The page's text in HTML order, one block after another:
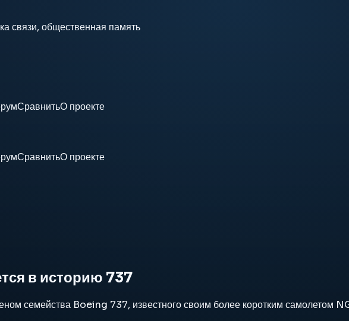
связи, общественная память
СравнитьО проекте
СравнитьО проекте
в историю 737
семейства Boeing 737, известного своим более коротким самолетом